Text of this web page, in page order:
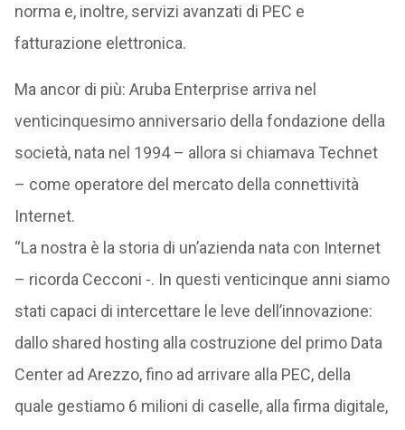
norma e, inoltre, servizi avanzati di PEC e
fatturazione elettronica.
Ma ancor di più: Aruba Enterprise arriva nel
venticinquesimo anniversario della fondazione della
società, nata nel 1994 – allora si chiamava Technet
– come operatore del mercato della connettività
Internet.
“La nostra è la storia di un’azienda nata con Internet
– ricorda Cecconi -. In questi venticinque anni siamo
stati capaci di intercettare le leve dell’innovazione:
dallo shared hosting alla costruzione del primo Data
Center ad Arezzo, fino ad arrivare alla PEC, della
quale gestiamo 6 milioni di caselle, alla firma digitale,